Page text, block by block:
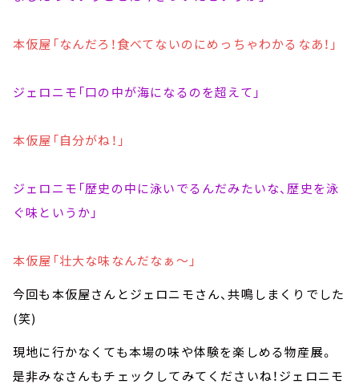
本仮屋「なんだろ！食べてないのにめっちゃわかるなあ！」
ジェロニモ「口の中が海になるのを超えて」
本仮屋「自分がね！」
ジェロニモ「歴史の中に泳いでるんだみたいな、歴史を泳
ぐ味というか」
本仮屋「壮大な味なんだなぁ～」
今回も本仮屋さんとジェロニモさん、共鳴しまくりでした
(笑)
現地に行かなくても本場の味や体験を楽しめる物産展。
是非みなさんもチェックしてみてくださいね！ジェロニモ